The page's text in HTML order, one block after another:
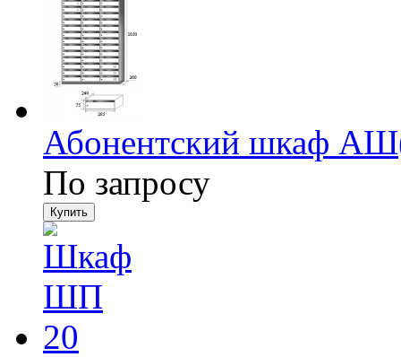
Абонентский шкаф
По запросу